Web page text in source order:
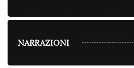
NARRAZIONI